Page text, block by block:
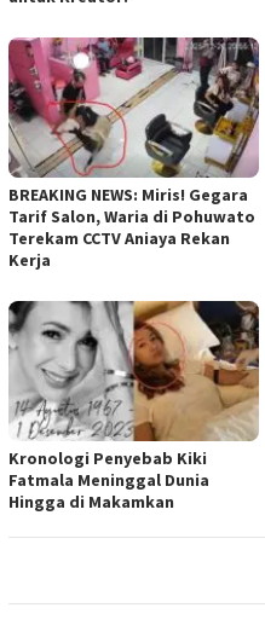
BREAKING NEWS: Miris! Gegara
Tarif Salon, Waria di Pohuwato
Terekam CCTV Aniaya Rekan
Kerja
Kronologi Penyebab Kiki
Fatmala Meninggal Dunia
Hingga di Makamkan